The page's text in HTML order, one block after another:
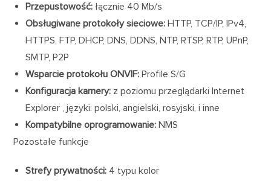
Przepustowość: łącznie 40 Mb/s
Obsługiwane protokoły sieciowe: HTTP, TCP/IP, IPv4,
HTTPS, FTP, DHCP, DNS, DDNS, NTP, RTSP, RTP, UPnP,
SMTP, P2P
Wsparcie protokołu ONVIF: Profile S/G
Konfiguracja kamery: z poziomu przeglądarki Internet
Explorer , języki: polski, angielski, rosyjski, i inne
Kompatybilne oprogramowanie: NMS
Pozostałe funkcje
Strefy prywatności: 4 typu kolor